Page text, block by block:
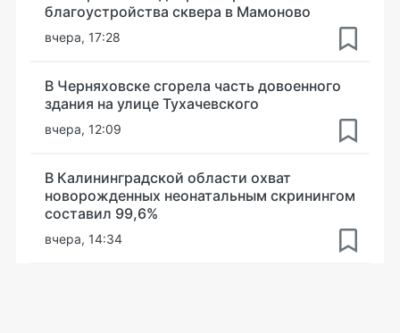
благоустройства сквера в Мамоново
вчера, 17:28
В Черняховске сгорела часть довоенного
здания на улице Тухачевского
вчера, 12:09
В Калининградской области охват
новорожденных неонатальным скринингом
составил 99,6%
вчера, 14:34